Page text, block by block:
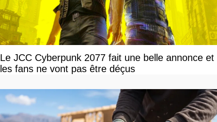
Le JCC Cyberpunk 2077 fait une belle annonce et
les fans ne vont pas être déçus